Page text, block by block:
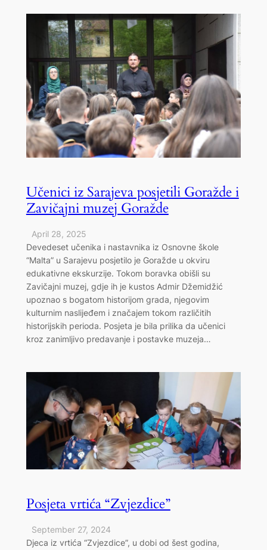
Učenici iz Sarajeva posjetili Goražde i
Zavičajni muzej Goražde
April 28, 2025
Devedeset učenika i nastavnika iz Osnovne škole
“Malta” u Sarajevu posjetilo je Goražde u okviru
edukativne ekskurzije. Tokom boravka obišli su
Zavičajni muzej, gdje ih je kustos Admir Džemidžić
upoznao s bogatom historijom grada, njegovim
kulturnim naslijeđem i značajem tokom različitih
historijskih perioda. Posjeta je bila prilika da učenici
kroz zanimljivo predavanje i postavke muzeja…
Posjeta vrtića “Zvjezdice”
September 27, 2024
Djeca iz vrtića “Zvjezdice”, u dobi od šest godina,